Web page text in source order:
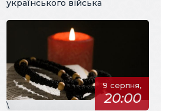
українського війська
9 серпня,
20:00
\